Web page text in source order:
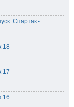
Спартак -
18
17
16